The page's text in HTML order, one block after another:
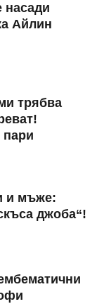
насади
Айлин
трябва
и мъже:
джоба“!